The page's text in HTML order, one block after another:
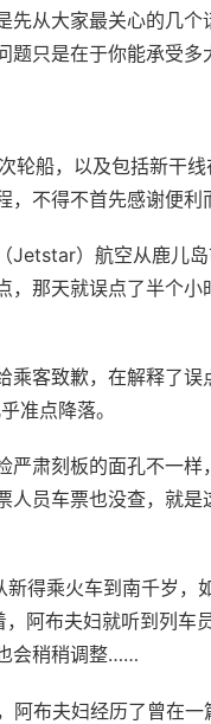
从大家最关心的几
只是在于你能承受多
船，以及包括新干
不得不首先感谢便利
Jetstar）航空从鹿儿
那天就误点了半个
客致歉，在解释了误
准点降落。
肃刻板的面孔不一样
人员车票也没查，就
得乘火车到南千岁，
阿布夫妇就听到列车
会稍稍调整……
布夫妇经历了曾在一